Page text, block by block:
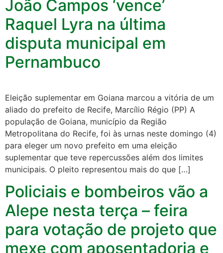
João Campos ‘vence’
Raquel Lyra na última
disputa municipal em
Pernambuco
Eleição suplementar em Goiana marcou a vitória de um
aliado do prefeito de Recife, Marcílio Régio (PP) A
população de Goiana, município da Região
Metropolitana do Recife, foi às urnas neste domingo (4)
para eleger um novo prefeito em uma eleição
suplementar que teve repercussões além dos limites
municipais. O pleito representou mais do que […]
Policiais e bombeiros vão a
Alepe nesta terça – feira
para votação de projeto que
mexe com aposentadoria e